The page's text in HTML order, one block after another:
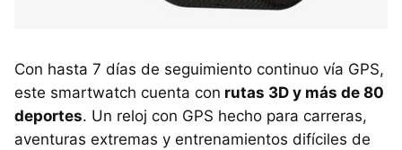
Con hasta 7 días de seguimiento continuo vía GPS,
este smartwatch cuenta con rutas 3D y más de 80
deportes. Un reloj con GPS hecho para carreras,
aventuras extremas y entrenamientos difíciles de